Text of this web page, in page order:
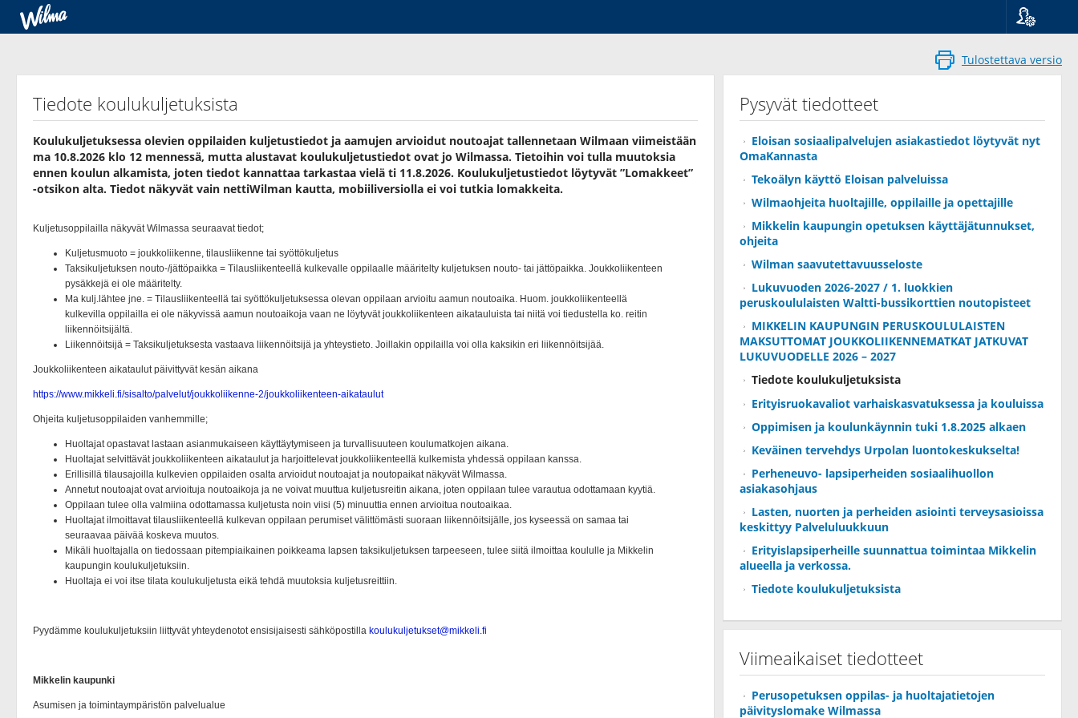
Suomi
Svenska
Tiedote koulukuljetuksista
Koulukuljetuksessa olevien oppilaiden kuljetustiedot ja aamujen arvioidut noutoajat tallennetaan Wilmaan viimeistään
ma 10.8.2026 klo 12 mennessä, mutta alustavat koulukuljetustiedot ovat jo Wilmassa. Tietoihin voi tulla muutoksia
ennen koulun alkamista, joten tiedot kannattaa tarkastaa vielä ti 11.8.2026. Koulukuljetustiedot löytyvät ”Lomakkeet”
-otsikon alta. Tiedot näkyvät vain nettiWilman kautta, mobiiliversiolla ei voi tutkia lomakkeita.
Tulostettava versio
Pysyvät tiedotteet
Eloisan sosiaalipalvelujen asiakastiedot löytyvät nyt
OmaKannasta
Tekoälyn käyttö Eloisan palveluissa
Wilmaohjeita huoltajille, oppilaille ja opettajille
Mikkelin kaupungin opetuksen käyttäjätunnukset,
ohjeita
Wilman saavutettavuusseloste
Lukuvuoden 2026-2027 / 1. luokkien
peruskoululaisten Waltti-bussikorttien noutopisteet
MIKKELIN KAUPUNGIN PERUSKOULULAISTEN
MAKSUTTOMAT JOUKKOLIIKENNEMATKAT JATKUVAT
LUKUVUODELLE 2026 – 2027
Tiedote koulukuljetuksista
Erityisruokavaliot varhaiskasvatuksessa ja kouluissa
Oppimisen ja koulunkäynnin tuki 1.8.2025 alkaen
Keväinen tervehdys Urpolan luontokeskukselta!
Perheneuvo- lapsiperheiden sosiaalihuollon
asiakasohjaus
Lasten, nuorten ja perheiden asiointi terveysasioissa
keskittyy Palveluluukkuun
Erityislapsiperheille suunnattua toimintaa Mikkelin
alueella ja verkossa.
Tiedote koulukuljetuksista
Viimeaikaiset tiedotteet
Perusopetuksen oppilas- ja huoltajatietojen
päivityslomake Wilmassa